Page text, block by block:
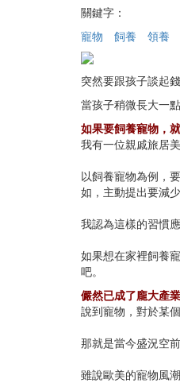
關鍵字：
寵物
飼養 領養
突然要跟孩子談起
當孩子稍微長大一
如果要飼養寵物，
我有一位親戚旅居
以飼養寵物為例，
如，主動提出要減
我認為這樣的習慣
如果想在家裡飼養
吧。
儼然已成了龐大產
說到寵物，對於某
那就是當今盛況空
雖說歐美的寵物風